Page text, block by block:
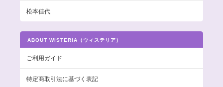
松本佳代
ABOUT WISTERIA（ウィステリア）
ご利用ガイド
特定商取引法に基づく表記